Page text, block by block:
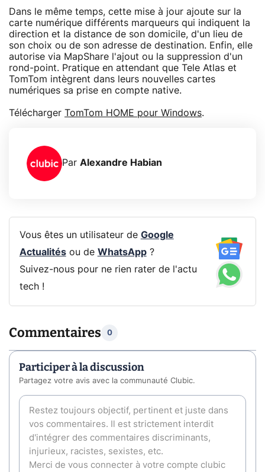
Dans le même temps, cette mise à jour ajoute sur la
carte numérique différents marqueurs qui indiquent la
direction et la distance de son domicile, d'un lieu de
son choix ou de son adresse de destination. Enfin, elle
autorise via MapShare l'ajout ou la suppression d'un
rond-point. Pratique en attendant que Tele Atlas et
TomTom intègrent dans leurs nouvelles cartes
numériques sa prise en compte native.
Télécharger TomTom HOME pour Windows.
Par Alexandre Habian
Vous êtes un utilisateur de Google
Actualitésou de WhatsApp?
Suivez-nous pour ne rien rater de l'actu
tech !
Commentaires 0
Participer à la discussion
Partagez votre avis avec la communauté Clubic.